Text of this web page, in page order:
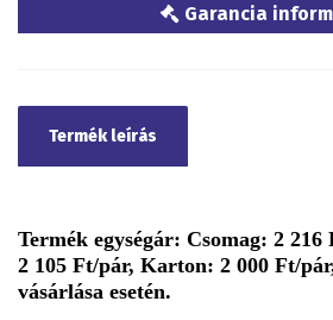
Garancia
Termék leírás
Termék egységár: Csomag: 2 216
2 105 Ft/pár, Karton: 2 000 Ft/
vásárlása esetén.